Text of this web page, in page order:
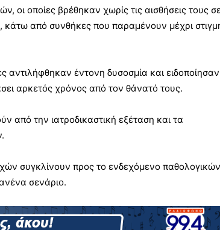
οι οποίες βρέθηκαν χωρίς τις αισθήσεις τους
κάτω από συνθήκες που παραμένουν μέχρι
αντιλήφθηκαν έντονη δυσοσμία και ειδοποίησαν
αρκετός χρόνος από τον θάνατό τους.
από την ιατροδικαστική εξέταση και τα
συγκλίνουν προς το ενδεχόμενο παθολογικών
σενάριο.